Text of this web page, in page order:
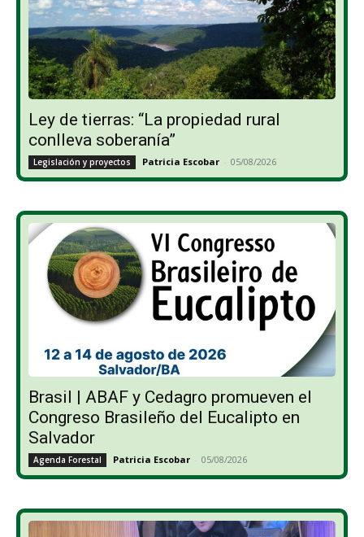
Ley de tierras: “La propiedad rural
conlleva soberanía”
Legislación y proyectos Patricia Escobar - 05/08/2026
Brasil | ABAF y Cedagro promueven el
Congreso Brasileño del Eucalipto en
Salvador
Agenda Forestal Patricia Escobar - 05/08/2026